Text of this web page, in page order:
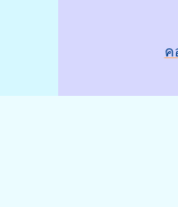
ค